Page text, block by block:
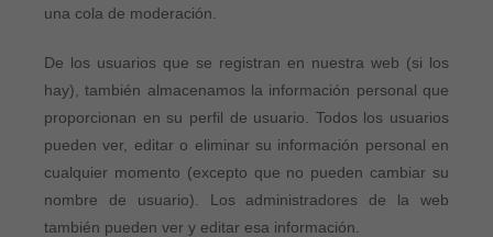
Paraguay
Perú
República Dominicana
una cola de moderación.
De los usuarios que se registran en nuestra web (si los
hay), también almacenamos la información personal que
proporcionan en su perfil de usuario. Todos los usuarios
pueden ver, editar o eliminar su información personal en
cualquier momento (excepto que no pueden cambiar su
nombre de usuario). Los administradores de la web
también pueden ver y editar esa información.